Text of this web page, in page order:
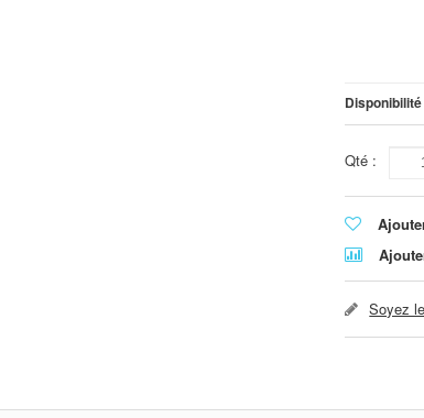
Disponibilité
Qté :
Soyez